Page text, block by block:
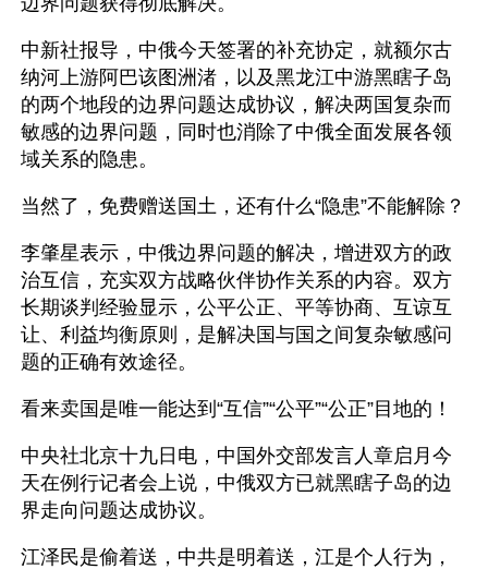
中新社报导，中俄今天签署的补充协定，就额尔古
纳河上游阿巴该图洲渚，以及黑龙江中游黑瞎子岛
的两个地段的边界问题达成协议，解决两国复杂而
敏感的边界问题，同时也消除了中俄全面发展各领
域关系的隐患。
当然了，免费赠送国土，还有什么“隐患”不能解除？
李肇星表示，中俄边界问题的解决，增进双方的政
治互信，充实双方战略伙伴协作关系的内容。双方
长期谈判经验显示，公平公正、平等协商、互谅互
让、利益均衡原则，是解决国与国之间复杂敏感问
题的正确有效途径。
看来卖国是唯一能达到“互信”“公平”“公正”目地的！
中央社北京十九日电，中国外交部发言人章启月今
天在例行记者会上说，中俄双方已就黑瞎子岛的边
界走向问题达成协议。
江泽民是偷着送，中共是明着送，江是个人行为，